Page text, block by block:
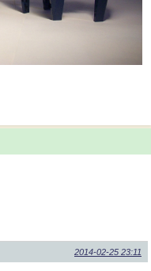
2014-02-25 23:11